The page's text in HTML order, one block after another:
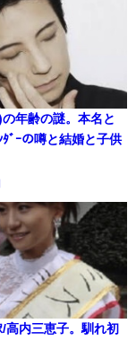
年齢の謎。本名と
ﾀﾞｰの噂と結婚と子供
高内三恵子。馴れ初